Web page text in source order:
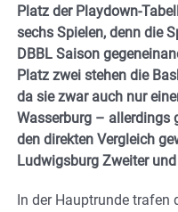
Platz der Playdown-
sechs Spielen, denn die
DBBL Saison
Platz zwei stehen die
da sie zwar auch nur
Wasserburg – allerdings
den direkten Vergleich
Ludwigsburg Zweiter
In der Hauptrunde trafen